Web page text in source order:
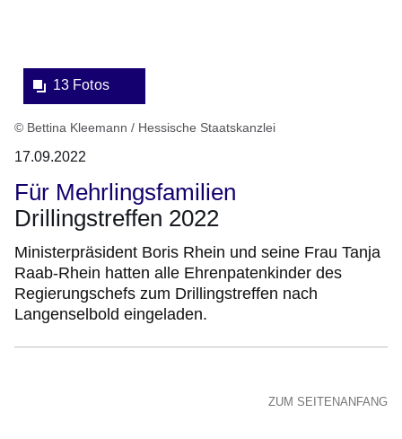
13 Fotos
© Bettina Kleemann / Hessische Staatskanzlei
17.09.2022
Für Mehrlingsfamilien
Drillingstreffen 2022
Ministerpräsident Boris Rhein und seine Frau Tanja
Raab-Rhein hatten alle Ehrenpatenkinder des
Regierungschefs zum Drillingstreffen nach
Langenselbold eingeladen.
ZUM SEITENANFANG